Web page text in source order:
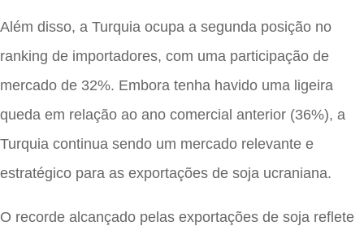
Além disso, a Turquia ocupa a segunda posição no
ranking de importadores, com uma participação de
mercado de 32%. Embora tenha havido uma ligeira
queda em relação ao ano comercial anterior (36%), a
Turquia continua sendo um mercado relevante e
estratégico para as exportações de soja ucraniana.
O recorde alcançado pelas exportações de soja reflete